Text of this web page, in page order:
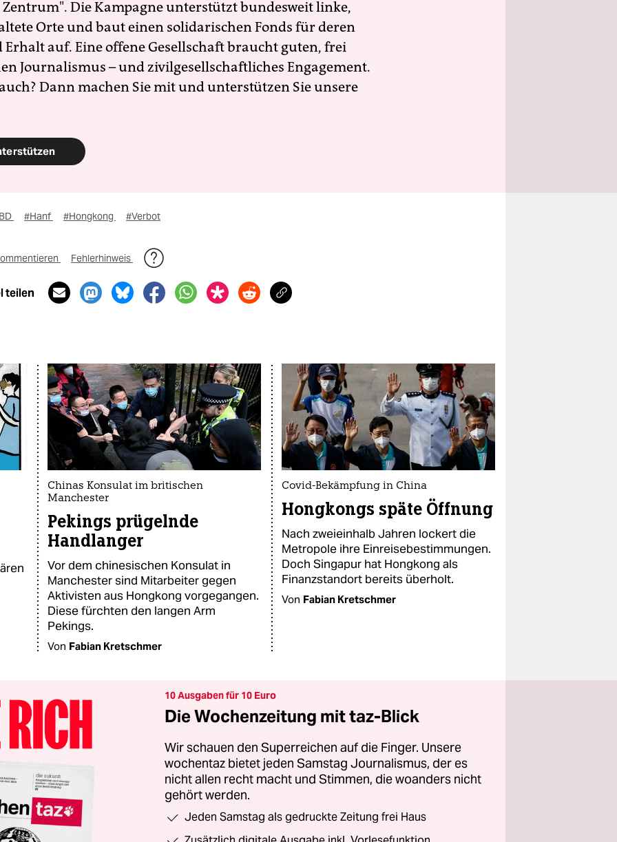
Die Kampagne unterstützt bundesweit linke,
Orte und baut einen solidarischen Fonds für deren
Erhalt auf. Eine offene Gesellschaft braucht guten, frei
Journalismus – und zivilgesellschaftliches Engagement.
Dann machen Sie mit und unterstützen Sie unsere
#Hanf #Hongkong #Verbot
Fehlerhinweis
teilen
Chinas Konsulat im britischen
Manchester
Pekings prügelnde
Handlanger
Vor dem chinesischen Konsulat in
Manchester sind Mitarbeiter gegen
Aktivisten aus Hongkong vorgegangen.
Diese fürchten den langen Arm
Pekings.
Von Fabian Kretschmer
Covid-Bekämpfung in China
Hongkongs späte Öffnung
Nach zweieinhalb Jahren lockert die
Metropole ihre Einreisebestimmungen.
Doch Singapur hat Hongkong als
Finanzstandort bereits überholt.
Von Fabian Kretschmer
10 Ausgaben für 10 Euro
Die Wochenzeitung mit taz-Blick
Wir schauen den Superreichen auf die Finger. Unsere
wochentaz bietet jeden Samstag Journalismus, der es
nicht allen recht macht und Stimmen, die woanders nicht
gehört werden.
Jeden Samstag als gedruckte Zeitung frei Haus